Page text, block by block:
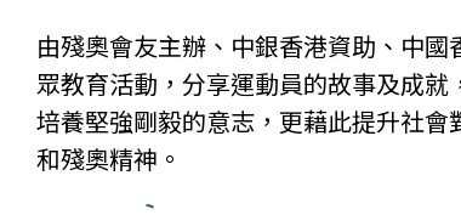
由殘奧會友主辦、中銀香港資助、中
眾教育活動，分享運動員的故事及成
培養堅強剛毅的意志，更藉此提升社
和殘奧精神。